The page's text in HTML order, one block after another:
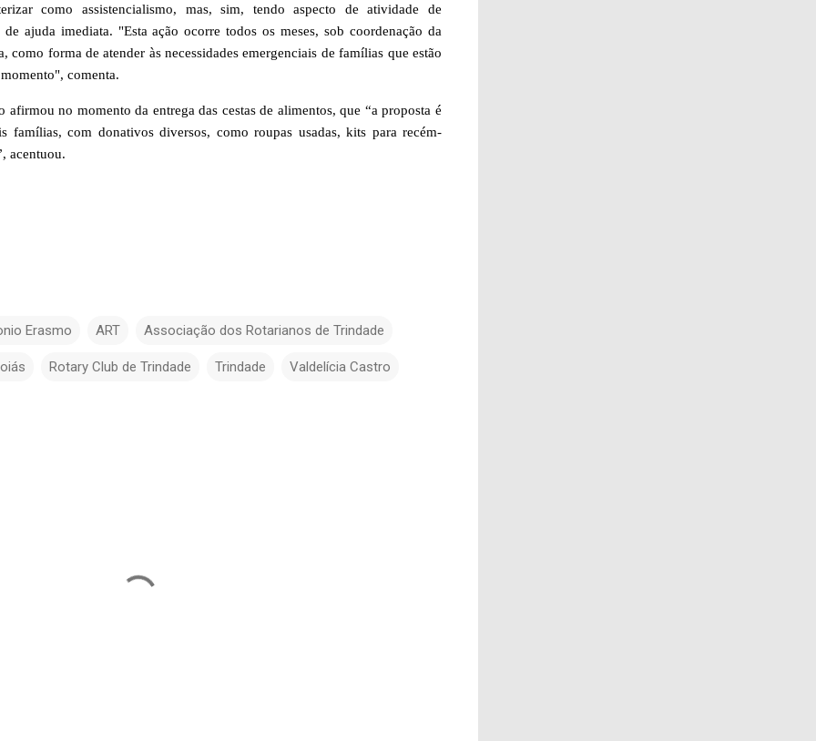
como assistencialismo, mas, sim, tendo aspecto de atividade de
ajuda imediata. "Esta ação ocorre todos os meses, sob coordenação da
como forma de atender às necessidades emergenciais de famílias que estão
comenta.
afirmou no momento da entrega das cestas de alimentos, que “a proposta é
famílias, com donativos diversos, como roupas usadas, kits para recém-
acentuou.
Erasmo ART Associação dos Rotarianos de Trindade
Rotary Club de Trindade Trindade Valdelícia Castro